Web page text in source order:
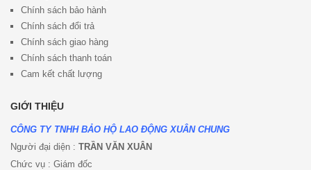
Chính sách bảo hành
Chính sách đổi trả
Chính sách giao hàng
Chính sách thanh toán
Cam kết chất lượng
GIỚI THIỆU
CÔNG TY TNHH BẢO HỘ LAO ĐỘNG XUÂN CHUNG
Người đại diện : TRẦN VĂN XUÂN
Chức vụ : Giám đốc